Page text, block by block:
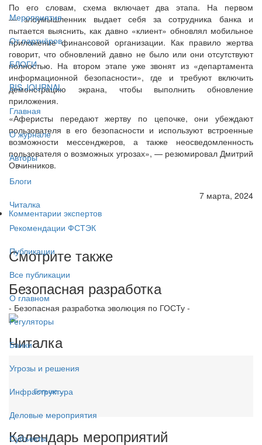
Мероприятия
От партнёров
БЛОГИ
BIS JOURNAL
Главная
О журнале
Авторы
Блоги
Читалка
Рекомендации ФСТЭК
Публикации
Все публикации
О главном
Регуляторы
Банки
Угрозы и решения
Инфраструктура
Деловые мероприятия
Субъекты
По его словам, схема включает два этапа. На первом
— злоумышленник выдает себя за сотрудника банка и
пытается выяснить, как давно «клиент» обновлял мобильное
приложение финансовой организации. Как правило жертва
говорит, что обновлений давно не было или они отсутствуют
полностью. На втором этапе уже звонят из «департамента
информационной безопасности», где и требуют включить
демонстрацию экрана, чтобы выполнить обновление
приложения.
«Аферисты передают жертву по цепочке, они убеждают
пользователя в его безопасности и используют встроенные
возможности мессенджеров, а также неосведомленность
пользователя о возможных угрозах», — резюмировал Дмитрий
Овчинников.
7 марта, 2024
Комментарии экспертов
Смотрите также
Безопасная разработка
- Безопасная разработка эволюция по ГОСТу -
Читалка
Больше...
Календарь мероприятий